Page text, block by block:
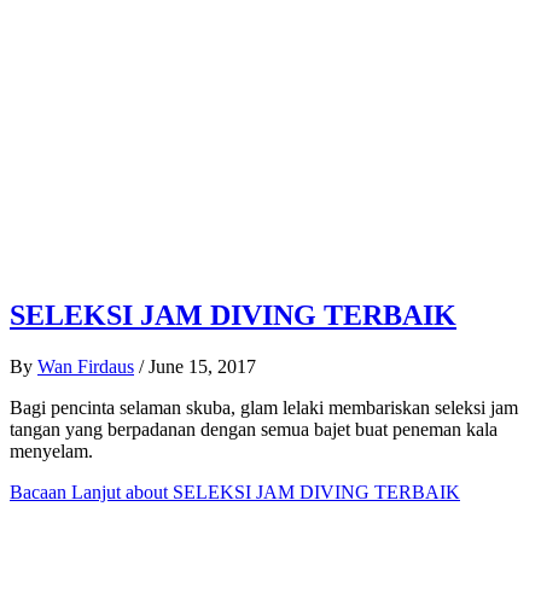
SELEKSI JAM DIVING TERBAIK
By Wan Firdaus / June 15, 2017
Bagi pencinta selaman skuba, glam lelaki membariskan seleksi jam
tangan yang berpadanan dengan semua bajet buat peneman kala
menyelam.
Bacaan Lanjut about SELEKSI JAM DIVING TERBAIK